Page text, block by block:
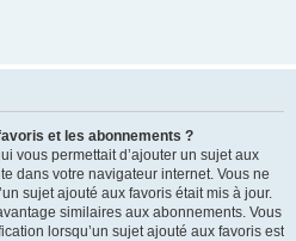
et les abonnements ?
vous permettait d’ajouter un sujet aux
dans votre navigateur internet. Vous ne
sujet ajouté aux favoris était mis à jour.
similaires aux abonnements. Vous
lorsqu’un sujet ajouté aux favoris est